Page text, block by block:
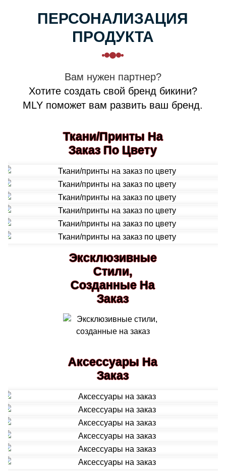
ПЕРСОНАЛИЗАЦИЯ
ПРОДУКТА
Вам нужен партнер?
Хотите создать свой бренд бикини?
MLY поможет вам развить ваш бренд.
Ткани/принты На
Заказ По Цвету
Эксклюзивные
Стили,
Созданные На
Заказ
Аксессуары На
Заказ